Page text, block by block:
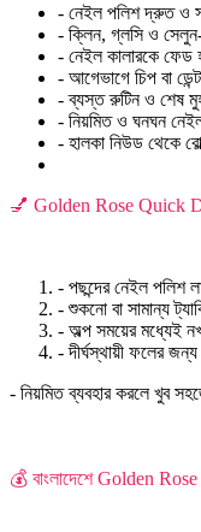
- নেইল পলিশ দ্রুত ও
- ক্লিন, গ্লসি ও
- নেইল কালারকে ফেড
- আগেভাগে চিপ বা
- ব্যস্ত রুটিন ও শেষ
- নিয়মিত ও ঘনঘন
- হালকা নিউড থেকে
💅 Golden Rose Quick
- পছন্দের নেইল পলিশ
- শুকনো বা সামান্য
- অল্প সময়ের মধ্যেই
- দীর্ঘস্থায়ী ফলের
- নিয়মিত ব্যবহার করলে খুব
💰 বাংলাদেশে Golden